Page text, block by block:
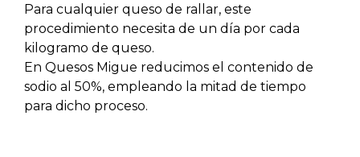
Para cualquier queso de rallar, este
procedimiento necesita de un día por cada
kilogramo de queso.
En Quesos Migue reducimos el contenido de
sodio al 50%, empleando la mitad de tiempo
para dicho proceso.